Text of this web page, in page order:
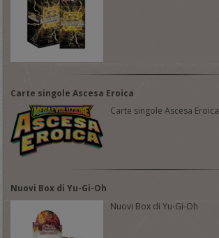
Carte singole Ascesa Eroica
Carte singole Ascesa Eroica
Nuovi Box di Yu-Gi-Oh
Nuovi Box di Yu-Gi-Oh